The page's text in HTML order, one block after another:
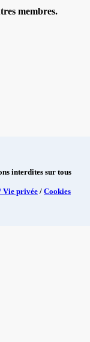
membres.
interdites sur tous
Vie privée / Cookies